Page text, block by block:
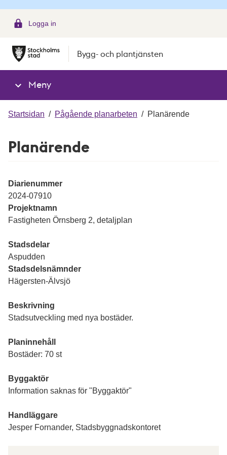
Logga in
Bygg- och plantjänsten
Meny
Startsidan / Pågående planarbeten / Planärende
Planärende
Diarienummer
2024-07910
Projektnamn
Fastigheten Örnsberg 2, detaljplan
Stadsdelar
Aspudden
Stadsdelsnämnder
Hägersten-Älvsjö
Beskrivning
Stadsutveckling med nya bostäder.
Planinnehåll
Bostäder: 70 st
Byggaktör
Information saknas för "Byggaktör"
Handläggare
Jesper Fornander, Stadsbyggnadskontoret